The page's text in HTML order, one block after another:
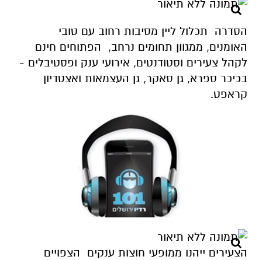
הסדרה תכלול ליין מסיבות רחוב עם טובי
האומנים, ממגוון תחומים נרחב, הפתוחים חינם
לקהל צעירים וסטודנטים, אירועי ענק ופסטיבלים -
בכיכר ספרא, גן סאקר, גן העצמאות ואצטדיון
קראפט.
הצעירים ייהנו ממופעי חוצות ענקים הצפויים